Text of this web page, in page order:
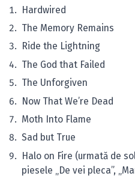
Hardwired
The Memory Remains
Ride the Lightning
The God that Failed
The Unforgiven
Now That We’re Dead
Moth Into Flame
Sad but True
Halo on Fire (urmată de
piesele „De vei pleca”,